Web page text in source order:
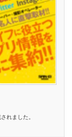
れました。